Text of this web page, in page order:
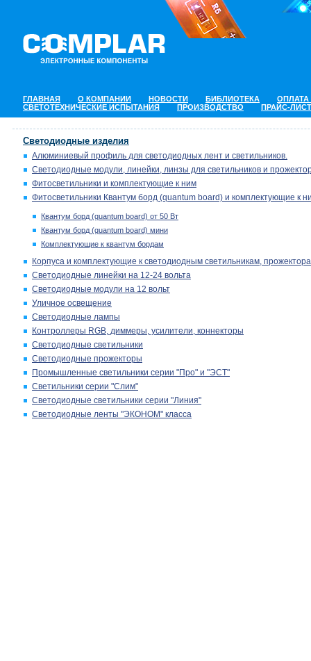
ГЛАВНАЯ О КОМПАНИИ НОВОСТИ БИБЛИОТЕКА
ОПЛАТА
СВЕТОТЕХНИЧЕСКИЕ ИСПЫТАНИЯ
ПРОИЗВОДСТВО ПРАЙС-ЛИСТ
Светодиодные изделия
Алюминиевый профиль для светодиодных лент и светильников.
Светодиодные модули, линейки, линзы для светильников и
Фитосветильники и комплектующие к ним
Фитосветильники Квантум борд (quantum board) и комплектующие к
Квантум борд (quantum board) от 50 Вт
Квантум борд (quantum board) мини
Комплектующие к квантум бордам
Корпуса и комплектующие к светодиодным светильникам,
Светодиодные линейки на 12-24 вольта
Светодиодные модули на 12 вольт
Уличное освещение
Светодиодные лампы
Контроллеры RGB, диммеры, усилители, коннекторы
Светодиодные светильники
Светодиодные прожекторы
Промышленные светильники серии "Про" и "ЭСТ"
Светильники серии "Слим"
Светодиодные светильники серии "Линия"
Светодиодные ленты "ЭКОНОМ" класса